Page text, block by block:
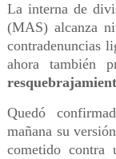
La interna de
(MAS) alcanza
contradenuncias
ahora también
Quedó
mañana su
cometido